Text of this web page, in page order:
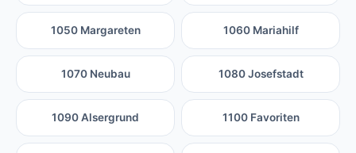
1050 Margareten 1060 Mariahilf
1070 Neubau 1080 Josefstadt
1090 Alsergrund 1100 Favoriten